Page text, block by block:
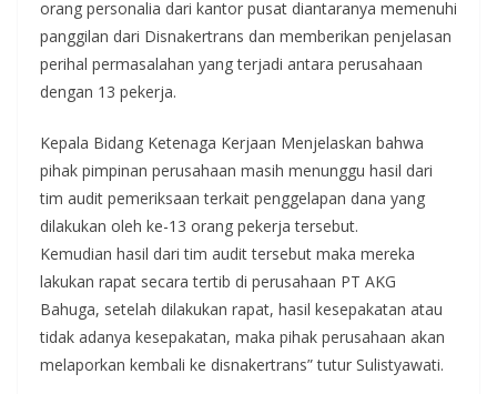
orang personalia dari kantor pusat diantaranya memenuhi
panggilan dari Disnakertrans dan memberikan penjelasan
perihal permasalahan yang terjadi antara perusahaan
dengan 13 pekerja.
Kepala Bidang Ketenaga Kerjaan Menjelaskan bahwa
pihak pimpinan perusahaan masih menunggu hasil dari
tim audit pemeriksaan terkait penggelapan dana yang
dilakukan oleh ke-13 orang pekerja tersebut.
Kemudian hasil dari tim audit tersebut maka mereka
lakukan rapat secara tertib di perusahaan PT AKG
Bahuga, setelah dilakukan rapat, hasil kesepakatan atau
tidak adanya kesepakatan, maka pihak perusahaan akan
melaporkan kembali ke disnakertrans” tutur Sulistyawati.